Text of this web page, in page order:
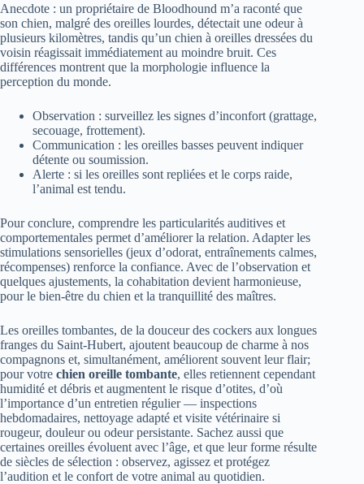
Anecdote : un propriétaire de Bloodhound m’a raconté que
son chien, malgré des oreilles lourdes, détectait une odeur à
plusieurs kilomètres, tandis qu’un chien à oreilles dressées du
voisin réagissait immédiatement au moindre bruit. Ces
différences montrent que la morphologie influence la
perception du monde.
Observation : surveillez les signes d’inconfort (grattage,
secouage, frottement).
Communication : les oreilles basses peuvent indiquer
détente ou soumission.
Alerte : si les oreilles sont repliées et le corps raide,
l’animal est tendu.
Pour conclure, comprendre les particularités auditives et
comportementales permet d’améliorer la relation. Adapter les
stimulations sensorielles (jeux d’odorat, entraînements calmes,
récompenses) renforce la confiance. Avec de l’observation et
quelques ajustements, la cohabitation devient harmonieuse,
pour le bien-être du chien et la tranquillité des maîtres.
Les oreilles tombantes, de la douceur des cockers aux longues
franges du Saint‑Hubert, ajoutent beaucoup de charme à nos
compagnons et, simultanément, améliorent souvent leur flair;
pour votre chien oreille tombante, elles retiennent cependant
humidité et débris et augmentent le risque d’otites, d’où
l’importance d’un entretien régulier — inspections
hebdomadaires, nettoyage adapté et visite vétérinaire si
rougeur, douleur ou odeur persistante. Sachez aussi que
certaines oreilles évoluent avec l’âge, et que leur forme résulte
de siècles de sélection : observez, agissez et protégez
l’audition et le confort de votre animal au quotidien.